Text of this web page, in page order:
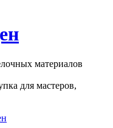
материалов
для мастеров,